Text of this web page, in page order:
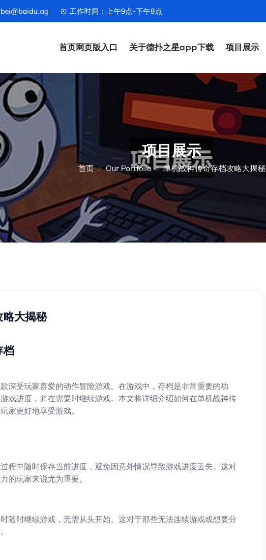
工作时间：上午9点-下午8点
首页网页版入口 关于德扑之星app下载 项目展示
项目展示
首页 Our Portfolio 单机战神传奇存档攻略大揭秘
略大揭秘
档
深受玩家喜爱的动作冒险游戏。在游戏中，存档是非常重要的功
戏进度，并在需要时继续游戏。本文将详细介绍如何在单机战神传
家更好地享受游戏。
程中随时保存当前进度，避免因意外情况导致游戏进度丢失。这对
的玩家来说尤为重要。
随时继续游戏，无需从头开始。这对于那些无法连续游戏或想要分